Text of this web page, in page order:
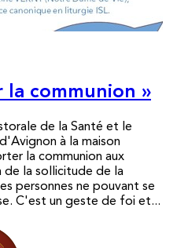
la communion »
de la Santé et le
à la maison
la communion aux
de la sollicitude de la
personnes ne pouvant se
C'est un geste de foi et...